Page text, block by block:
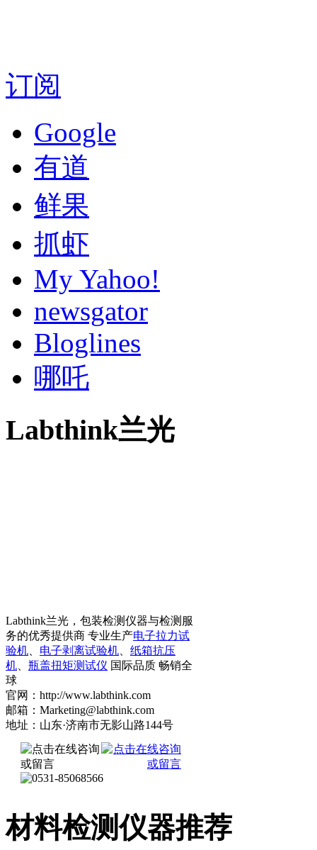
订阅
Google
有道
鲜果
抓虾
My Yahoo!
newsgator
Bloglines
哪吒
Labthink兰光
Labthink兰光，包装检测仪器与检测服
务的优秀提供商 专业生产电子拉力试
验机
电子剥离试验机
纸箱抗压
机
瓶盖扭矩测试仪 国际品质 畅销全
球
官网：http://www.labthink.com
邮箱：Marketing@labthink.com
地址：山东·济南市无影山路144号
材料检测仪器推荐